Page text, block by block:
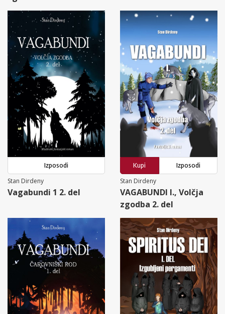
Izposodi
Stan Dirdeny
Vagabundi 1 2. del
Kupi
Izposodi
Stan Dirdeny
VAGABUNDI I., Volčja
zgodba 2. del